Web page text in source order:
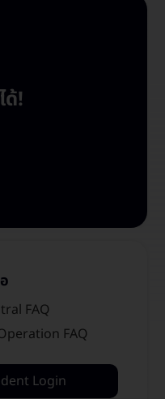
!
FAQ
FAQ
Login